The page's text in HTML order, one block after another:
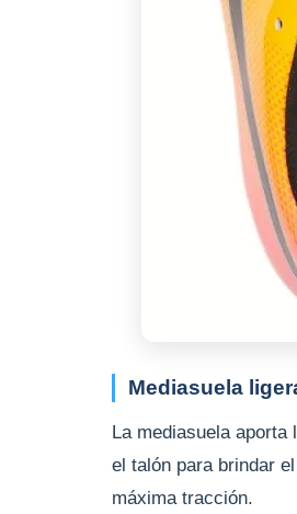
Mediasuela
La mediasuela
el talón para brindar
máxima tracción.